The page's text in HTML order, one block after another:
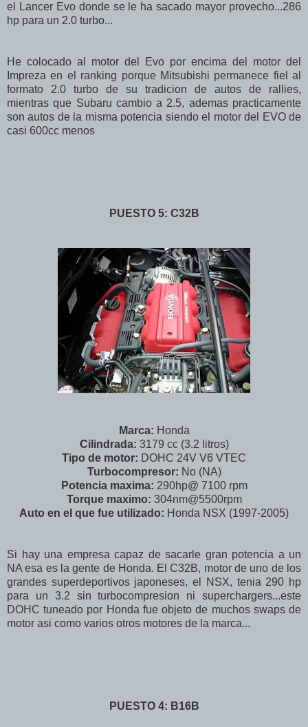
el Lancer Evo donde se le ha sacado mayor provecho...286
hp para un 2.0 turbo...
He colocado al motor del Evo por encima del motor del
Impreza en el ranking porque Mitsubishi permanece fiel al
formato 2.0 turbo de su tradicion de autos de rallies,
mientras que Subaru cambio a 2.5, ademas practicamente
son autos de la misma potencia siendo el motor del EVO de
casi 600cc menos
PUESTO 5: C32B
Marca: Honda
Cilindrada: 3179 cc (3.2 litros)
Tipo de motor: DOHC 24V V6 VTEC
Turbocompresor: No (NA)
Potencia maxima: 290hp@ 7100 rpm
Torque maximo: 304nm@5500rpm
Auto en el que fue utilizado: Honda NSX (1997-2005)
Si hay una empresa capaz de sacarle gran potencia a un
NA esa es la gente de Honda. El C32B, motor de uno de los
grandes superdeportivos japoneses, el NSX, tenia 290 hp
para un 3.2 sin turbocompresion ni superchargers...este
DOHC tuneado por Honda fue objeto de muchos swaps de
motor asi como varios otros motores de la marca...
PUESTO 4: B16B